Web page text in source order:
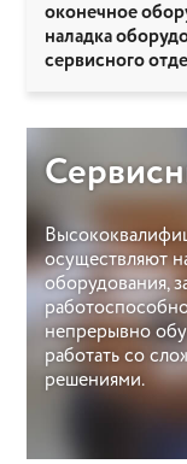
оконечное
наладка
сервисного
осуществляют
оборудования,
непрерывно
работать со
решениями.